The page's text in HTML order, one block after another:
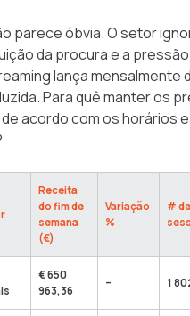
parece óbvia. O setor
da procura e a
lança mensalmente
Para quê manter os
acordo com os horários
Receita
do fim de
semana
(€)
Variação
%
# de
€ 650
963,36
– 1